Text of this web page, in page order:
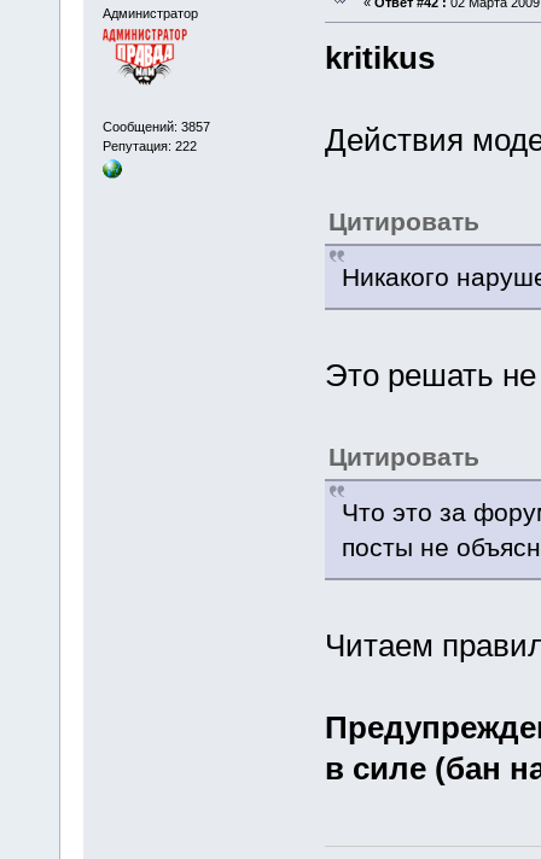
Администратор
Сообщений: 3857
Репутация: 222
kritikus
Действия
Цитировать
Никакого
Это решать
Цитировать
Что это за
посты не
Читаем
в силе (бан